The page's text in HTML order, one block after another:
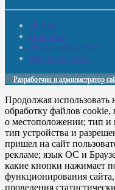
Домой
Новости
Документы. Все
Мы в соцсетях
Разработчик и администратор
Продолжая использовать
обработку файлов cookie,
о местоположении; тип и
тип устройства и
пришел на сайт
рекламе; язык ОС и
какие кнопки нажимает
функционирования
проведения